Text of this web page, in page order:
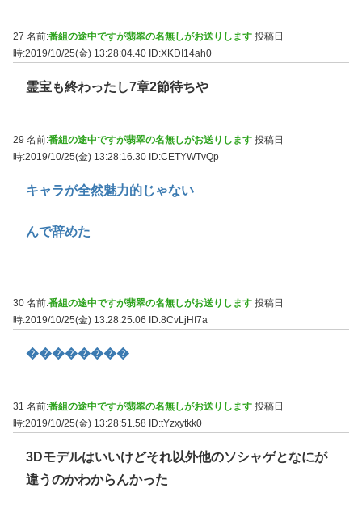
27 名前:番組の途中ですが翡翠の名無しがお送りします 投稿日
時:2019/10/25(金) 13:28:04.40 ID:XKDI14ah0
霊宝も終わったし7章2節待ちや
29 名前:番組の途中ですが翡翠の名無しがお送りします 投稿日
時:2019/10/25(金) 13:28:16.30 ID:CETYWTvQp
キャラが全然魅力的じゃない
んで辞めた
30 名前:番組の途中ですが翡翠の名無しがお送りします 投稿日
時:2019/10/25(金) 13:28:25.06 ID:8CvLjHf7a
��������
31 名前:番組の途中ですが翡翠の名無しがお送りします 投稿日
時:2019/10/25(金) 13:28:51.58 ID:tYzxytkk0
3Dモデルはいいけどそれ以外他のソシャゲとなにが
違うのかわからんかった